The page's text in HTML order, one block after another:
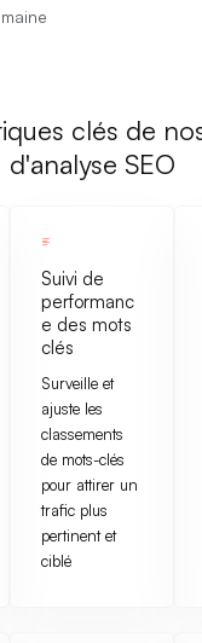
clés de
d'analyse SEO
Suivi de
performanc
e des mots
clés
Surveille et
ajuste les
classements
de mots-clés
pour attirer un
trafic plus
pertinent et
ciblé